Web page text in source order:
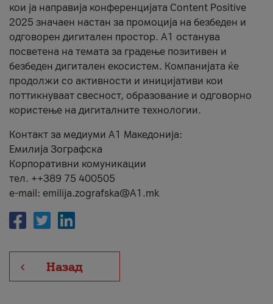
кои ја направија конференцијата Content Positive
2025 значаен настан за промоција на безбеден и
одговорен дигитален простор. А1 останува
посветена на темата за градење позитивен и
безбеден дигитален екосистем. Компанијата ќе
продолжи со активности и иницијативи кои
поттикнуваат свесност, образование и одговорно
користење на дигиталните технологии.
Контакт за медиуми А1 Македонија:
Емилија Зографска
Корпоративни комуникации
тел. ++389 75 400505
e-mail: emilija.zografska@A1.mk
Назад